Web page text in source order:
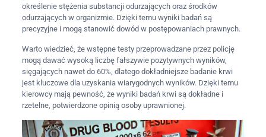
określenie stężenia substancji odurzających oraz środków
odurzających w organizmie. Dzięki temu wyniki badań są
precyzyjne i mogą stanowić dowód w postępowaniach prawnych.
Warto wiedzieć, że wstępne testy przeprowadzane przez policję
mogą dawać wysoką liczbę fałszywie pozytywnych wyników,
sięgających nawet do 60%, dlatego dokładniejsze badanie krwi
jest kluczowe dla uzyskania wiarygodnych wyników. Dzięki temu
kierowcy mają pewność, że wyniki badań krwi są dokładne i
rzetelne, potwierdzone opinią osoby uprawnionej.